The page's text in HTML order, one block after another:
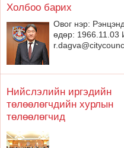
Холбоо барих
Овог нэр:
өдөр: 1966.11.03
Нийслэлийн иргэдийн
төлөөлөгчдийн хурлын
төлөөлөгчид